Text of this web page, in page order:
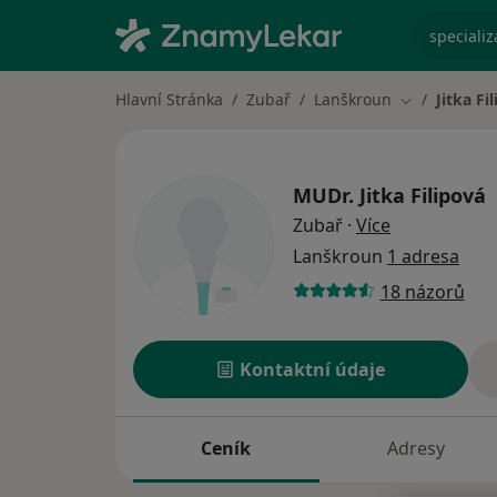
Hlavní Stránka Zubař Lanškroun Změna města
Jitka
MUDr. Jitka Filipová
Zubař · Více
Lanškroun 1 adresa
18 názorů
Kontaktní údaje
Ceník Adresy